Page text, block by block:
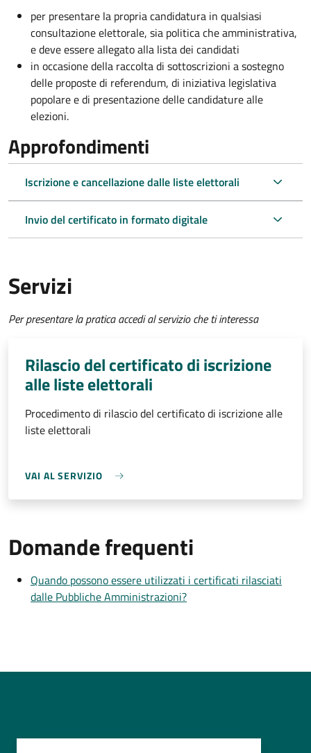
per presentare la propria candidatura in qualsiasi
consultazione elettorale, sia politica che amministrativa,
e deve essere allegato alla lista dei candidati
in occasione della raccolta di sottoscrizioni a sostegno
delle proposte di referendum, di iniziativa legislativa
popolare e di presentazione delle candidature alle
elezioni.
Approfondimenti
Iscrizione e cancellazione dalle liste elettorali
Invio del certificato in formato digitale
Servizi
Per presentare la pratica accedi al servizio che ti interessa
Rilascio del certificato di iscrizione
alle liste elettorali
Procedimento di rilascio del certificato di iscrizione alle
liste elettorali
VAI AL SERVIZIO
Domande frequenti
Quando possono essere utilizzati i certificati rilasciati
dalle Pubbliche Amministrazioni?